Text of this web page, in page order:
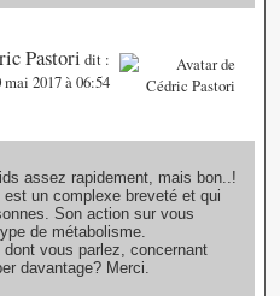
Pastori dit :
2017 à 06:54
assez rapidement, mais bon..!
un complexe breveté et qui
Son action sur vous
de métabolisme.
dont vous parlez, concernant
davantage? Merci.